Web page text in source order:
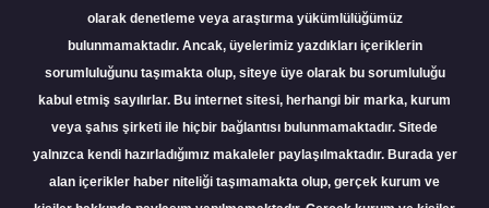
olarak denetleme veya araştırma yükümlülüğümüz
bulunmamaktadır. Ancak, üyelerimiz yazdıkları içeriklerin
sorumluluğunu taşımakta olup, siteye üye olarak bu sorumluluğu
kabul etmiş sayılırlar. Bu internet sitesi, herhangi bir marka, kurum
veya şahıs şirketi ile hiçbir bağlantısı bulunmamaktadır. Sitede
yalnızca kendi hazırladığımız makaleler paylaşılmaktadır. Burada yer
alan içerikler haber niteliği taşımamakta olup, gerçek kurum ve